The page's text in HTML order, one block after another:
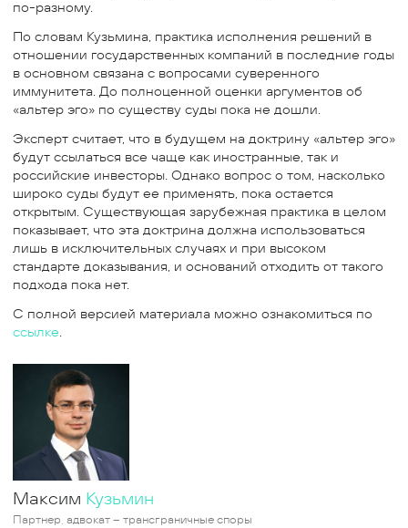
по-разному.
По словам Кузьмина, практика исполнения решений в
отношении государственных компаний в последние годы
в основном связана с вопросами суверенного
иммунитета. До полноценной оценки аргументов об
«альтер эго» по существу суды пока не дошли.
Эксперт считает, что в будущем на доктрину «альтер эго»
будут ссылаться все чаще как иностранные, так и
российские инвесторы. Однако вопрос о том, насколько
широко суды будут ее применять, пока остается
открытым. Существующая зарубежная практика в целом
показывает, что эта доктрина должна использоваться
лишь в исключительных случаях и при высоком
стандарте доказывания, и оснований отходить от такого
подхода пока нет.
С полной версией материала можно ознакомиться по
ссылке.
Максим Кузьмин
Партнер, адвокат – трансграничные споры